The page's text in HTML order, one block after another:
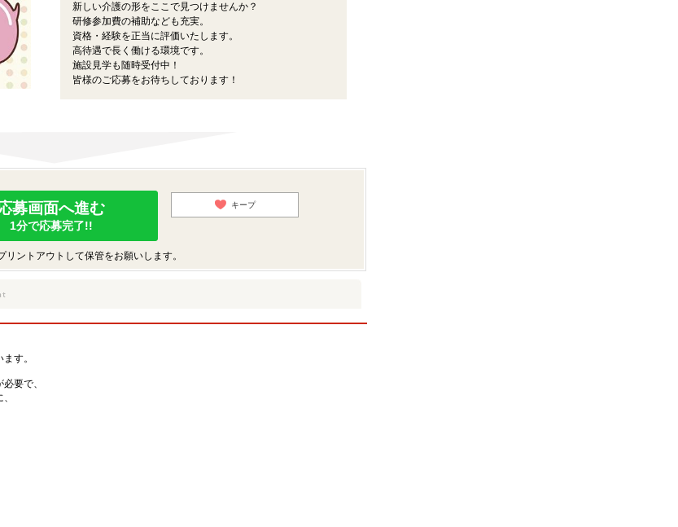
新しい介護の形をここで見つけませんか？
研修参加費の補助なども充実。
資格・経験を正当に評価いたします。
高待遇で長く働ける環境です。
施設見学も随時受付中！
皆様のご応募をお待ちしております！
募画面へ進む
1分で応募完了!!
キープ
ントアウトして保管をお願いします。
す。
要で、